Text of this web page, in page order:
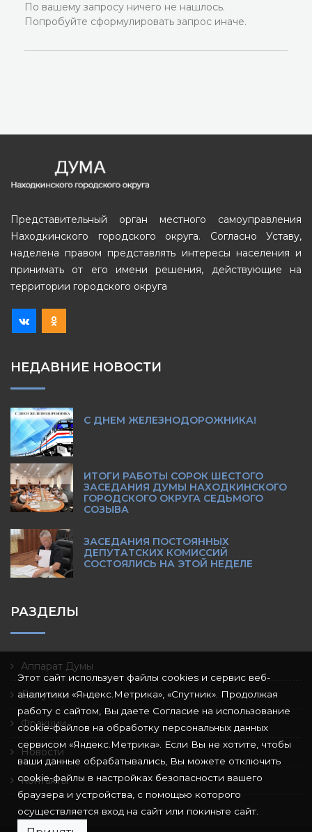
По вашему запросу ничего не нашлось.
Попробуйте сформулировать запрос иначе.
Представительный орган местного самоуправления
Находкинского городского округа. Согласно Уставу,
наделена правом представлять интересы населения и
принимать от его имени решения, действующие на
территории городского округа
НЕДАВНИЕ НОВОСТИ
С ДНЕМ ЖЕЛЕЗНОДОРОЖНИКА!
ИТОГИ РАБОТЫ СОРОК ШЕСТОГО
ЗАСЕДАНИЯ ДУМЫ НАХОДКИНСКОГО
ГОРОДСКОГО ОКРУГА СЕДЬМОГО
СОЗЫВА
ЗАСЕДАНИЯ ПОСТОЯННЫХ
ДЕПУТАТСКИХ КОМИССИЙ
СОСТОЯЛИСЬ НА ЭТОЙ НЕДЕЛЕ
РАЗДЕЛЫ
Аппарат Думы
Депутаты
Фракции
Новости
Контакты
Этот сайт использует файлы cookies и сервис веб-
аналитики «Яндекс.Метрика», «Спутник». Продолжая
работу с сайтом, Вы даете Согласие на использование
cookie-файлов на обработку персональных данных
сервисом «Яндекс.Метрика». Если Вы не хотите, чтобы
ваши данные обрабатывались, Вы можете отключить
cookie-файлы в настройках безопасности вашего
браузера и устройства, с помощью которого
осуществляется вход на сайт или покиньте сайт.